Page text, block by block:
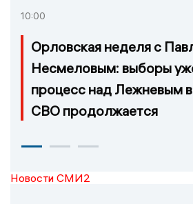
10:00
Орловская неделя с
Несмеловым: выборы
процесс над Лежневым
СВО продолжается
Новости СМИ2